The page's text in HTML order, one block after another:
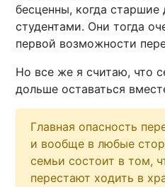
бесценны, когда старшие
студентами. Они тогда
первой возможности
Но все же я считаю, что
дольше оставаться
Главная опасность
и вообще в любые
семьи состоит в том,
перестают ходить в